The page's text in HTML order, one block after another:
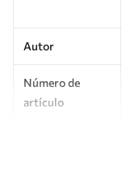
Autor
Número de
artículo